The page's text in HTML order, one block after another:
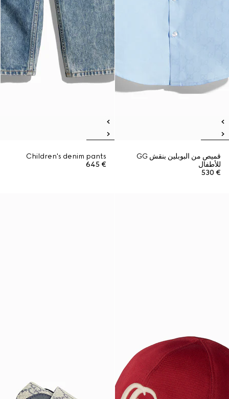
قميص من البوبلين بنقش GG
للأطفال
€ 530
Children's denim pants
€ 645